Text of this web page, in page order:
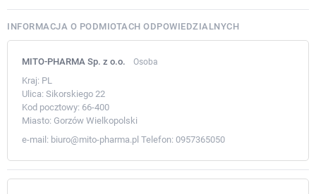
INFORMACJA O PODMIOTACH ODPOWIEDZIALNYCH
MITO-PHARMA Sp. z o.o. Osoba
Kraj: PL
Ulica: Sikorskiego 22
Kod pocztowy: 66-400
Miasto: Gorzów Wielkopolski
e-mail: biuro@mito-pharma.pl Telefon: 0957365050